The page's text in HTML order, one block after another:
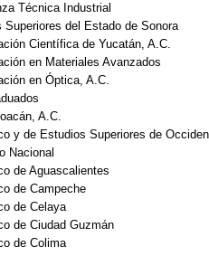
Técnica Industrial
Superiores del Estado de Sonora
Científica de Yucatán, A.C.
en Materiales Avanzados
en Óptica, A.C.
A.C.
y de Estudios Superiores de
Nacional
de Aguascalientes
de Campeche
de Celaya
de Ciudad Guzmán
de Colima